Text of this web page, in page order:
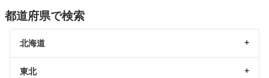
都道府県で検索
北海道
東北